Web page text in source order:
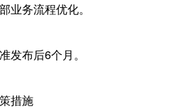
业务流程优化。
发布后6个月。
措施